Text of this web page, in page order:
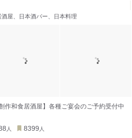
屋、日本酒バー、日本料理
作和食居酒屋】各種ご宴会のご予約受付中
人 8399 人